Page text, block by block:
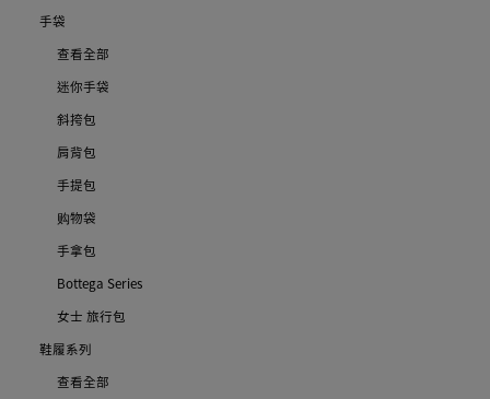
手袋
查看全部
迷你手袋
斜挎包
肩背包
手提包
购物袋
手拿包
Bottega Series
女士 旅行包
鞋履系列
查看全部